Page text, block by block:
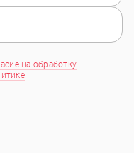
на обработку